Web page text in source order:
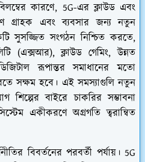
কারণে, 5G-এর ক্লাউড এবং
গ্রাহক এবং ব্যবসার জন্য নতুন
সুসজ্জিত সংগঠন নিশ্চিত করতে,
(এক্সআর), ক্লাউড গেমিং, উন্নত
রূপান্তর সমাধানের মতো
সক্ষম হবে। এই সমস্যাগুলি নতুন
শিল্পের বাইরে চাকরির সম্ভাবনা
একীকরণে অগ্রগতি ত্বরান্বিত
বিবর্তনের পরবর্তী পর্যায়। 5G